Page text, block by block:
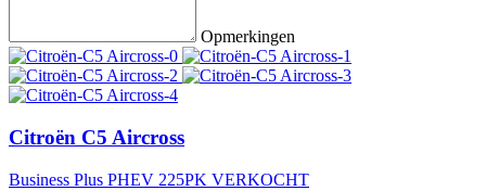
Opmerkingen
Citroën C5 Aircross
Business Plus PHEV 225PK VERKOCHT